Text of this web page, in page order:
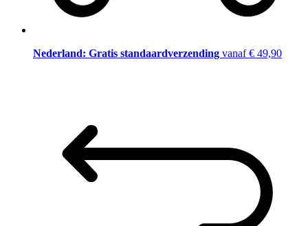
Nederland: Gratis standaardverzending vanaf € 49,90